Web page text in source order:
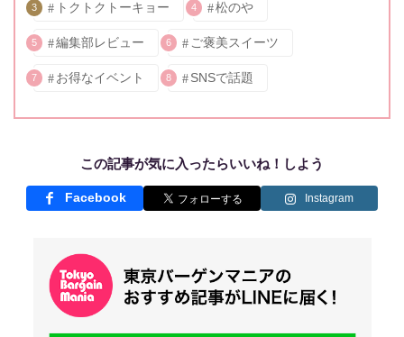
3 トクトクトーキョー 4 松のや
5 編集部レビュー 6 ご褒美スイーツ
7 お得なイベント 8 SNSで話題
この記事が気に入ったらいいね！しよう
Facebook Instagram